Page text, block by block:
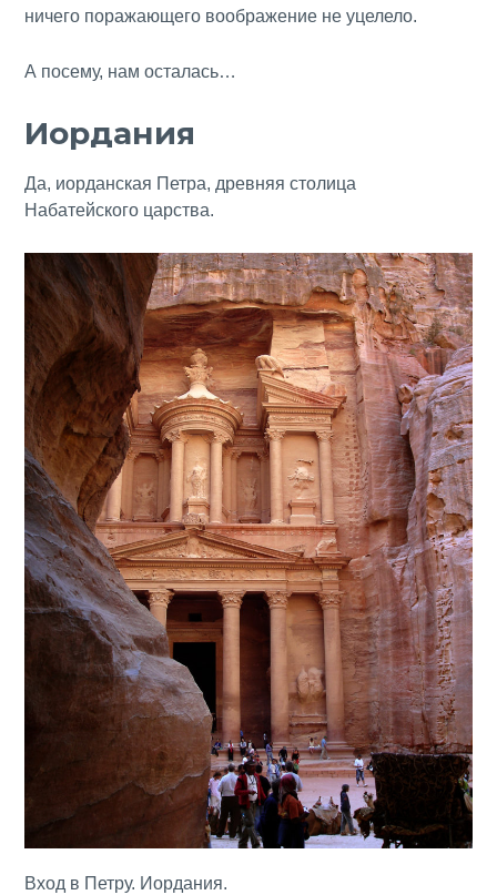
ничего поражающего воображение не уцелело.
А посему, нам осталась…
Иордания
Да, иорданская Петра, древняя столица
Набатейского царства.
Вход в Петру. Иордания.